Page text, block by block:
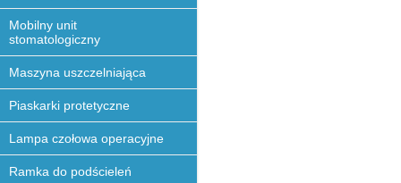
Mobilny unit
stomatologiczny
Maszyna uszczelniająca
Piaskarki protetyczne
Lampa czołowa operacyjne
Ramka do podścieleń